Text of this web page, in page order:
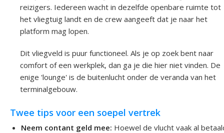
reizigers. Iedereen wacht in dezelfde openbare ruimte tot
het vliegtuig landt en de crew aangeeft dat je naar het
platform mag lopen.
Dit vliegveld is puur functioneel. Als je op zoek bent naar
comfort of een werkplek, dan ga je die hier niet vinden. De
enige 'lounge' is de buitenlucht onder de veranda van het
terminalgebouw.
Twee tips voor een soepel vertrek
Neem contant geld mee: Hoewel de vlucht vaak al